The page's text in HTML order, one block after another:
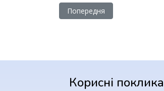
Попередня стаття: Графік
Попередня
Корисні